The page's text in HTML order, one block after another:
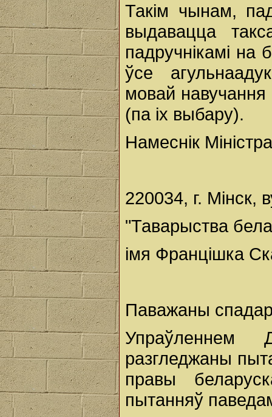
Такім чынам,
выдавацца
падручнікамі на
ўсе
мовай навучання
(па іх выбару).
Намеснік
220034, г. Мінск,
"Таварыства
імя Францішка
Паважаны
Упраўленнем
разгледжаны
правы
пытанняў